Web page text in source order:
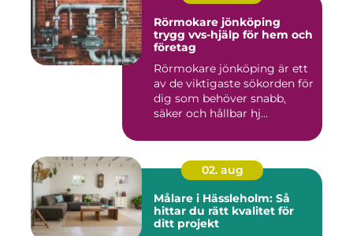
Rörmokare jönköping
trygg vvs-hjälp för hem och
företag
Rörmokare jönköping är ett
av de viktigaste sökorden för
dig som behöver snabb,
säker och hållbar hj...
02. aug
Målare i Hässleholm: Så
hittar du rätt kvalitet för
ditt projekt